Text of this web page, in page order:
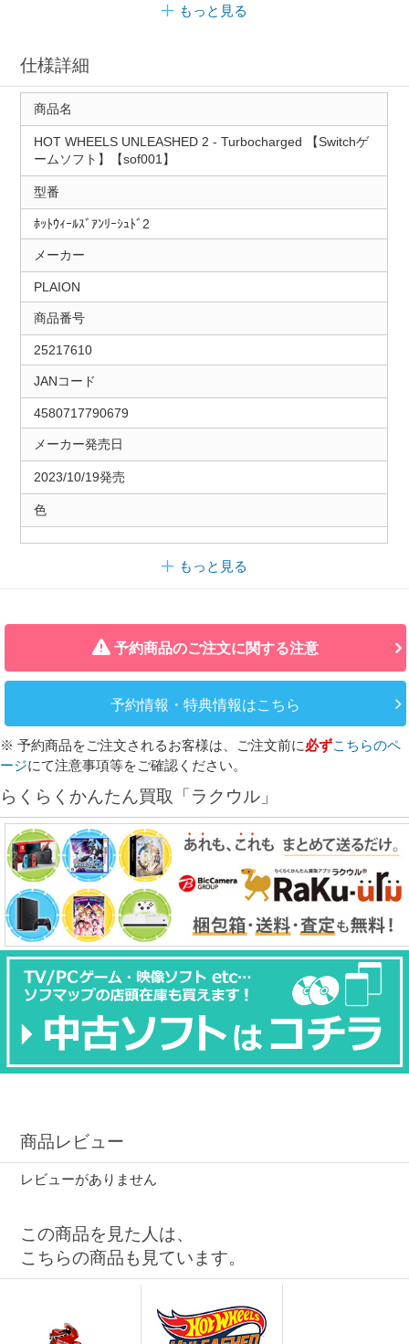
もっと見る
仕様詳細
商品名
HOT WHEELS UNLEASHED 2 - Turbocharged 【Switchゲ
ームソフト】【sof001】
型番
ﾎｯﾄｳｨｰﾙｽﾞｱﾝﾘｰｼｭﾄﾞ2
メーカー
PLAION
商品番号
25217610
JANコード
4580717790679
メーカー発売日
2023/10/19発売
色
もっと見る
予約商品のご注文に関する注意
予約情報・特典情報はこちら
※ 予約商品をご注文されるお客様は、ご注文前に必ずこちらのペ
ージにて注意事項等をご確認ください。
らくらくかんたん買取「ラクウル」
商品レビュー
レビューがありません
この商品を見た人は、
こちらの商品も見ています。